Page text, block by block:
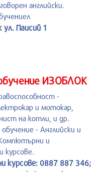
английски.
Паисий 1
ИЗОБЛОК
-
и мотокар,
на котли, и др.
- Английски и
и
курсове.
курсове: 0887 887 346;